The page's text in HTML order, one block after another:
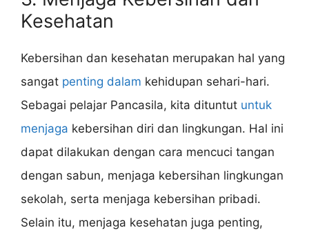
Kesehatan
Kebersihan dan kesehatan merupakan hal yang
sangat penting dalam kehidupan sehari-hari.
Sebagai pelajar Pancasila, kita dituntut untuk
menjaga kebersihan diri dan lingkungan. Hal ini
dapat dilakukan dengan cara mencuci tangan
dengan sabun, menjaga kebersihan lingkungan
sekolah, serta menjaga kebersihan pribadi.
Selain itu, menjaga kesehatan juga penting,